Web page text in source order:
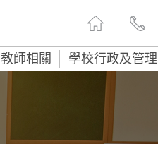
教師相關 學校行政及管理